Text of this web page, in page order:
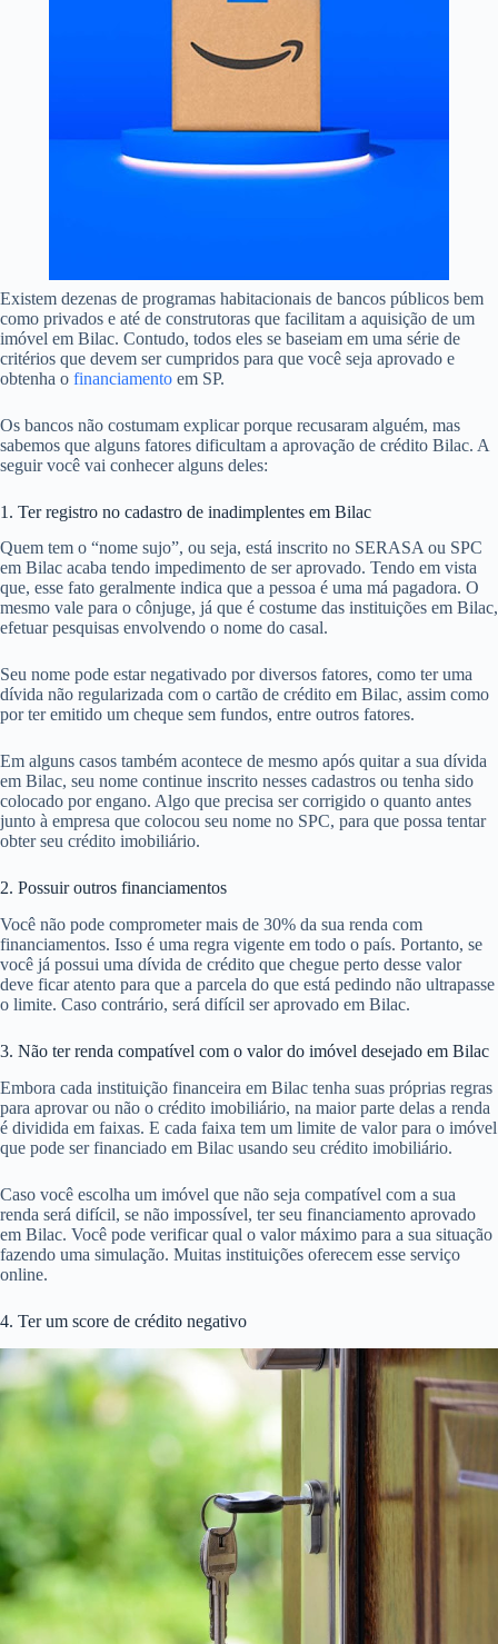
Existem dezenas de programas habitacionais de bancos públicos bem
como privados e até de construtoras que facilitam a aquisição de um
imóvel em Bilac. Contudo, todos eles se baseiam em uma série de
critérios que devem ser cumpridos para que você seja aprovado e
obtenha o financiamento em SP.
Os bancos não costumam explicar porque recusaram alguém, mas
sabemos que alguns fatores dificultam a aprovação de crédito Bilac. A
seguir você vai conhecer alguns deles:
1. Ter registro no cadastro de inadimplentes em Bilac
Quem tem o “nome sujo”, ou seja, está inscrito no SERASA ou SPC
em Bilac acaba tendo impedimento de ser aprovado. Tendo em vista
que, esse fato geralmente indica que a pessoa é uma má pagadora. O
mesmo vale para o cônjuge, já que é costume das instituições em Bilac,
efetuar pesquisas envolvendo o nome do casal.
Seu nome pode estar negativado por diversos fatores, como ter uma
dívida não regularizada com o cartão de crédito em Bilac, assim como
por ter emitido um cheque sem fundos, entre outros fatores.
Em alguns casos também acontece de mesmo após quitar a sua dívida
em Bilac, seu nome continue inscrito nesses cadastros ou tenha sido
colocado por engano. Algo que precisa ser corrigido o quanto antes
junto à empresa que colocou seu nome no SPC, para que possa tentar
obter seu crédito imobiliário.
2. Possuir outros financiamentos
Você não pode comprometer mais de 30% da sua renda com
financiamentos. Isso é uma regra vigente em todo o país. Portanto, se
você já possui uma dívida de crédito que chegue perto desse valor
deve ficar atento para que a parcela do que está pedindo não ultrapasse
o limite. Caso contrário, será difícil ser aprovado em Bilac.
3. Não ter renda compatível com o valor do imóvel desejado em Bilac
Embora cada instituição financeira em Bilac tenha suas próprias regras
para aprovar ou não o crédito imobiliário, na maior parte delas a renda
é dividida em faixas. E cada faixa tem um limite de valor para o imóvel
que pode ser financiado em Bilac usando seu crédito imobiliário.
Caso você escolha um imóvel que não seja compatível com a sua
renda será difícil, se não impossível, ter seu financiamento aprovado
em Bilac. Você pode verificar qual o valor máximo para a sua situação
fazendo uma simulação. Muitas instituições oferecem esse serviço
online.
4. Ter um score de crédito negativo